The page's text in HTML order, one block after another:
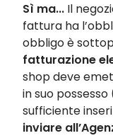
Sì ma... Il
fattura ha
obbligo è
fatturazione
shop deve
in suo
sufficiente
inviare